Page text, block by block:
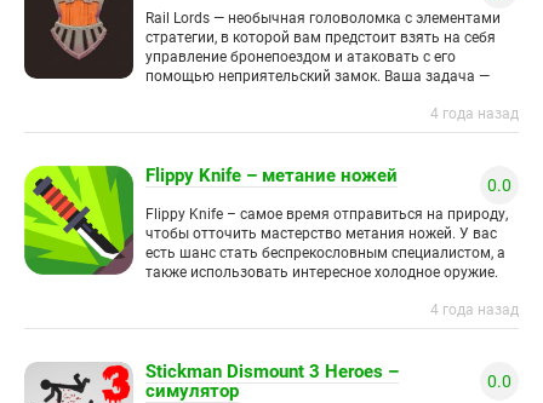
Rail Lords — необычная головоломка с элементами
стратегии, в которой вам предстоит взять на себя
управление бронепоездом и атаковать с его
помощью неприятельский замок. Ваша задача —
4 года назад
Flippy Knife – метание ножей 0.0
Flippy Knife – самое время отправиться на природу,
чтобы отточить мастерство метания ножей. У вас
есть шанс стать беспрекословным специалистом, а
также использовать интересное холодное оружие.
4 года назад
Stickman Dismount 3 Heroes –
симулятор
0.0